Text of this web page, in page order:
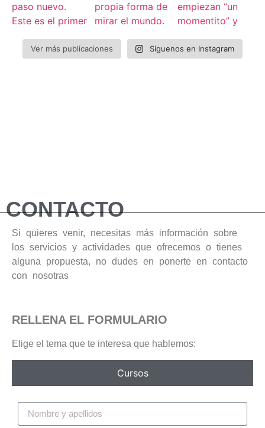
Ver más publicaciones Síguenos en Instagram
CONTACTO
Si quieres venir, necesitas más información sobre
los servicios y actividades que ofrecemos o tienes
alguna propuesta, no dudes en ponerte en contacto
con nosotras
RELLENA EL FORMULARIO
Elige el tema que te interesa que hablemos:
Cursos